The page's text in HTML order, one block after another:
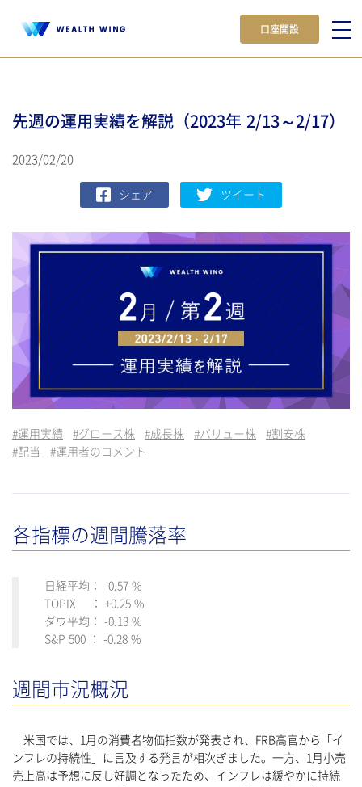
口座開設
先週の運用実績を解説（2023年 2/13～2/17）
2023/02/20
シェア ツイート
#運用実績 #グロース株 #成長株 #バリュー株 #割安株
#配当 #運用者のコメント
各指標の週間騰落率
日経平均： -0.57 %
TOPIX ： +0.25 %
ダウ平均： -0.13 %
S&P 500 ： -0.28 %
週間市況概況
米国では、1月の消費者物価指数が発表され、FRB高官から「イ
ンフレの持続性」に言及する発言が相次ぎました。一方、1月小売
売上高は予想に反し好調となったため、インフレは緩やかに持続